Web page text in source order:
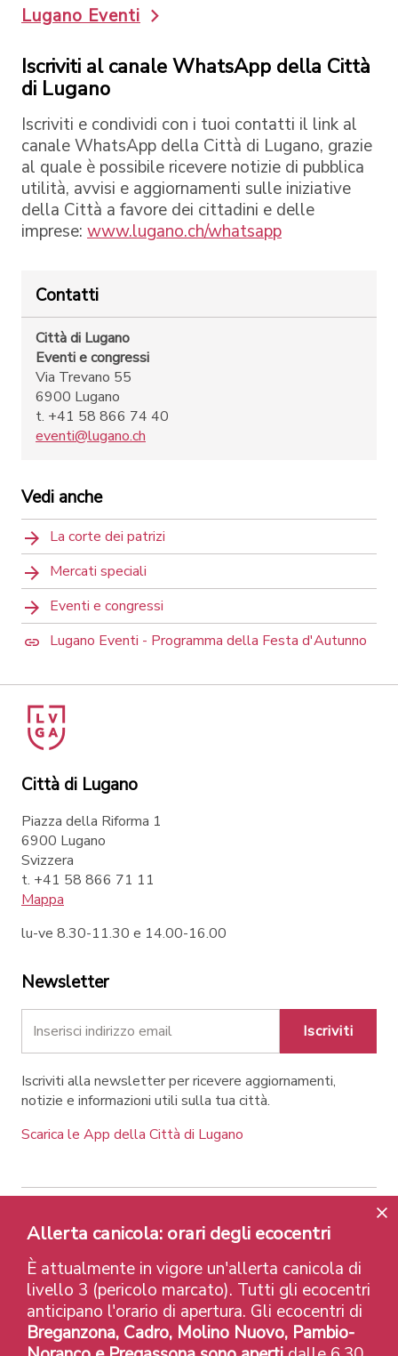
Lugano Eventi
Iscriviti al canale WhatsApp della Città
di Lugano
Iscriviti e condividi con i tuoi contatti il link al
canale WhatsApp della Città di Lugano, grazie
al quale è possibile ricevere notizie di pubblica
utilità, avvisi e aggiornamenti sulle iniziative
della Città a favore dei cittadini e delle
imprese: www.lugano.ch/whatsapp
Contatti
Città di Lugano
Eventi e congressi
Via Trevano 55
6900 Lugano
t. +41 58 866 74 40
eventi@lugano.ch
Vedi anche
La corte dei patrizi
Mercati speciali
Eventi e congressi
Lugano Eventi - Programma della Festa d'Autunno
Città di Lugano
Piazza della Riforma 1
6900 Lugano
Svizzera
t. +41 58 866 71 11
Mappa
lu-ve 8.30-11.30 e 14.00-16.00
Newsletter
Iscriviti
Iscriviti alla newsletter per ricevere aggiornamenti,
notizie e informazioni utili sulla tua città.
Scarica le App della Città di Lugano
Contatti Link Note legali
Privacy Policy
Label e riconoscimenti
Credits
© 2026 Città di Lugano
Allerta canicola: orari degli ecocentri
È attualmente in vigore un'allerta canicola di
livello 3 (pericolo marcato). Tutti gli ecocentri
anticipano l'orario di apertura. Gli ecocentri di
Breganzona, Cadro, Molino Nuovo, Pambio-